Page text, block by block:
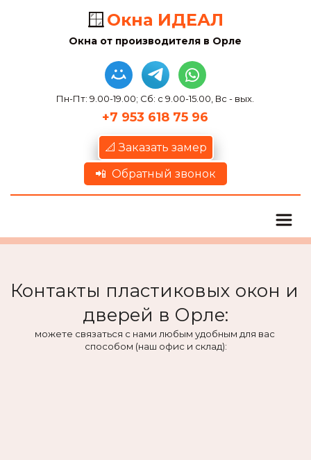
🪟 Окна ИДЕАЛ
Окна от производителя в Орле
Пн-Пт: 9.00-19.00; Сб: с 9.00-15.00, Вс - вых.
+7 953 618 75 96
📐 Заказать замер
📲  Обратный звонок
Контакты пластиковых окон и
дверей в Орле:
можете связаться с нами любым удобным для вас
способом (наш офис и склад):